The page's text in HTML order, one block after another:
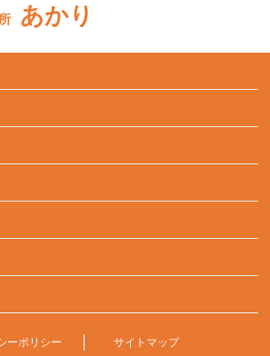
あかり
ーポリシー サイトマップ